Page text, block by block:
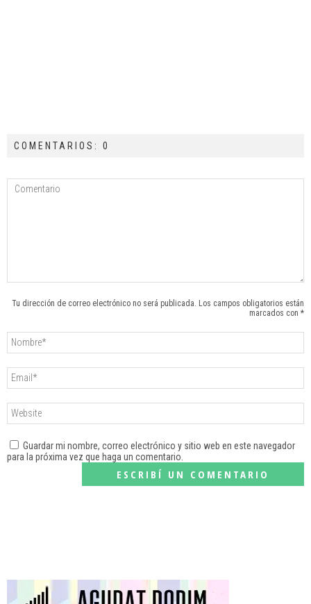
COMENTARIOS: 0
Tu dirección de correo electrónico no será publicada. Los campos obligatorios están
marcados con *
Guardar mi nombre, correo electrónico y sitio web en este navegador
para la próxima vez que haga un comentario.